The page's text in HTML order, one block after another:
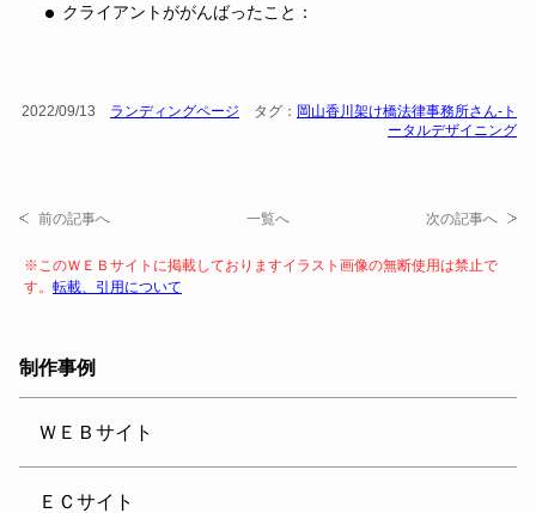
クライアントががんばったこと：
2022/09/13 ランディングページ タグ： 岡山香川架け橋法律事務所さん-ト
ータルデザイニング
前の記事へ 一覧へ 次の記事へ
※このＷＥＢサイトに掲載しておりますイラスト画像の無断使用は禁止で
す。 転載、引用について
制作事例
ＷＥＢサイト
ＥＣサイト